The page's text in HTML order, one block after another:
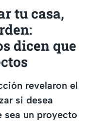
tu casa,
dicen que
revelaron el
si desea
sea un proyecto